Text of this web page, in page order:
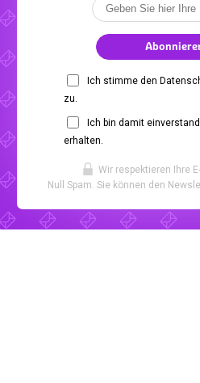
Ich stimme den
zu.
Ich bin damit
erhalten.
Wir respektieren Ihre
Null Spam. Sie können den